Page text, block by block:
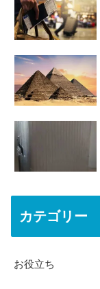
カテゴリー
お役立ち